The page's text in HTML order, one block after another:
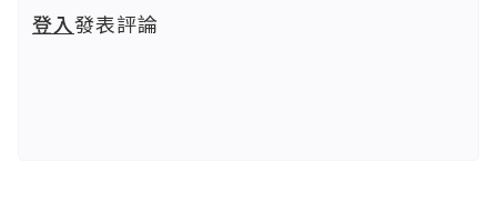
登入發表評論